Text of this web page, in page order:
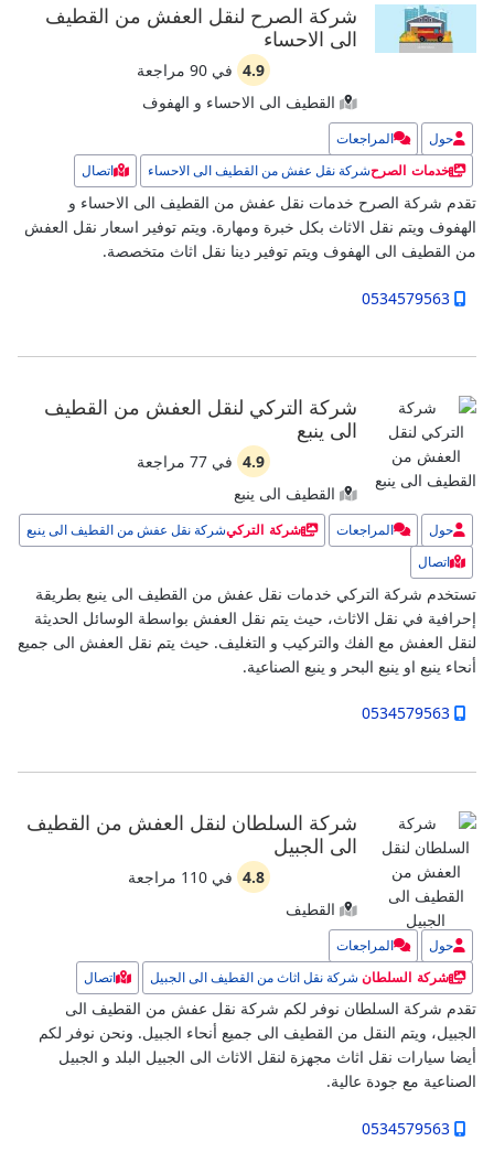
شركة الصرح لنقل العفش من القطيف
الى الاحساء
4.9 في 90 مراجعة
القطيف الى الاحساء و الهفوف
حول المراجعات
خدمات الصرحشركة نقل عفش من القطيف الى الاحساء اتصال
تقدم شركة الصرح خدمات نقل عفش من القطيف الى الاحساء و
الهفوف ويتم نقل الاثاث بكل خبرة ومهارة. ويتم توفير اسعار نقل العفش
من القطيف الى الهفوف ويتم توفير دينا نقل اثاث متخصصة.
0534579563
شركة التركي لنقل العفش من القطيف
الى ينبع
4.9 في 77 مراجعة
القطيف الى ينبع
حول المراجعات شركة التركيشركة نقل عفش من القطيف الى ينبع
اتصال
تستخدم شركة التركي خدمات نقل عفش من القطيف الى ينبع بطريقة
إحرافية في نقل الاثاث، حيث يتم نقل العفش بواسطة الوسائل الحديثة
لنقل العفش مع الفك والتركيب و التغليف. حيث يتم نقل العفش الى جميع
أنحاء ينبع او ينبع البحر و ينبع الصناعية.
0534579563
شركة السلطان لنقل العفش من القطيف
الى الجبيل
4.8 في 110 مراجعة
القطيف
حول المراجعات
شركة السلطان شركة نقل اثاث من القطيف الى الجبيل اتصال
تقدم شركة السلطان نوفر لكم شركة نقل عفش من القطيف الى
الجبيل، ويتم النقل من القطيف الى جميع أنحاء الجبيل. ونحن نوفر لكم
أيضا سيارات نقل اثاث مجهزة لنقل الاثاث الى الجبيل البلد و الجبيل
الصناعية مع جودة عالية.
0534579563